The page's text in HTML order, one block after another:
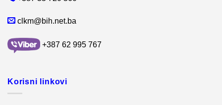
clkm@bih.net.ba
+387 62 995 767
Korisni linkovi